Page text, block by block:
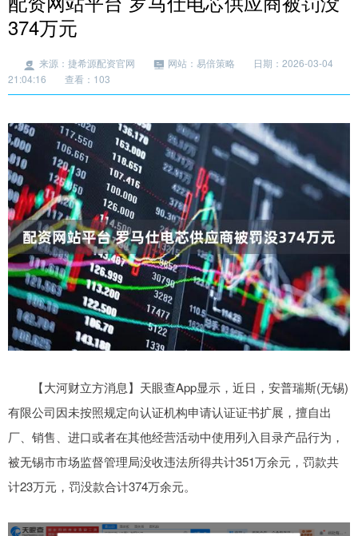
374万元
来源：捷希源配资官网 网站：易倍策略
日期：2026-03-04
21:04:16
查看：103
【大河财立方消息】天眼查App显示，近日，安普瑞斯(无锡)
有限公司因未按照规定向认证机构申请认证证书扩展，擅自出
厂、销售、进口或者在其他经营活动中使用列入目录产品行为，
被无锡市市场监督管理局没收违法所得共计351万余元，罚款共
计23万元，罚没款合计374万余元。